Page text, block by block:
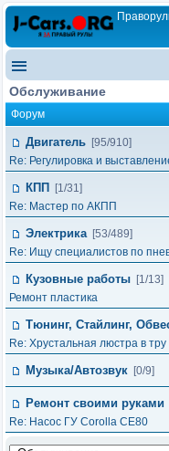
Обслуживание
Форум
Двигатель [95/910]
Re: Регулировка и
КПП
[1/31]
Re: Мастер по АКПП
Электрика [53/489]
Re: Ищу специалистов по
Кузовные работы [1/13]
Ремонт пластика
Тюнинг, Стайлинг,
Re: Хрустальная люстра в
Музыка/Автозвук [0/9]
Ремонт своими руками
Re: Насос ГУ Corolla CE80